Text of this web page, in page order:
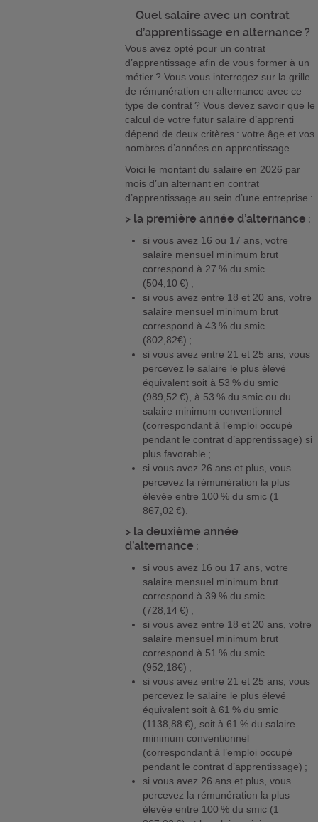
Quel salaire avec un contrat
d’apprentissage en alternance ?
Vous avez opté pour un contrat
d’apprentissage afin de vous former à un
métier ? Vous vous interrogez sur la grille
de rémunération en alternance avec ce
type de contrat ? Vous devez savoir que le
calcul de votre futur salaire d’apprenti
dépend de deux critères : votre âge et vos
nombres d’années en apprentissage.
Voici le montant du salaire en 2026 par
mois d’un alternant en contrat
d’apprentissage au sein d’une entreprise :
> la première année d’alternance :
si vous avez 16 ou 17 ans, votre
salaire mensuel minimum brut
correspond à 27 % du smic
(504,10 €) ;
si vous avez entre 18 et 20 ans, votre
salaire mensuel minimum brut
correspond à 43 % du smic
(802,82€) ;
si vous avez entre 21 et 25 ans, vous
percevez le salaire le plus élevé
équivalent soit à 53 % du smic
(989,52 €), à 53 % du smic ou du
salaire minimum conventionnel
(correspondant à l’emploi occupé
pendant le contrat d’apprentissage) si
plus favorable ;
si vous avez 26 ans et plus, vous
percevez la rémunération la plus
élevée entre 100 % du smic (1
867,02 €).
> la deuxième année
d’alternance :
si vous avez 16 ou 17 ans, votre
salaire mensuel minimum brut
correspond à 39 % du smic
(728,14 €) ;
si vous avez entre 18 et 20 ans, votre
salaire mensuel minimum brut
correspond à 51 % du smic
(952,18€) ;
si vous avez entre 21 et 25 ans, vous
percevez le salaire le plus élevé
équivalent soit à 61 % du smic
(1138,88 €), soit à 61 % du salaire
minimum conventionnel
(correspondant à l’emploi occupé
pendant le contrat d’apprentissage) ;
si vous avez 26 ans et plus, vous
percevez la rémunération la plus
élevée entre 100 % du smic (1